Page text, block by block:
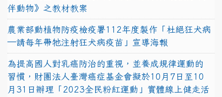
伴動物》之教材教案
農業部動植物防疫檢疫署112年度製作「杜絕狂犬病
—請每年帶牠注射狂犬病疫苗」宣導海報
為提高國人對乳癌防治的重視，並養成規律運動的
習慣，財團法人臺灣癌症基金會擬於10月7日至10
月31日辦理「2023全民粉紅運動」實體線上健走活